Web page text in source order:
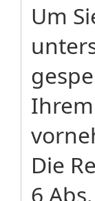
Um
Die
6